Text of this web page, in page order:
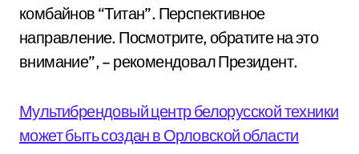
комбайнов “Титан”. Перспективное
направление. Посмотрите, обратите на это
внимание”, – рекомендовал Президент.
Мультибрендовый центр белорусской техники
может быть создан в Орловской области